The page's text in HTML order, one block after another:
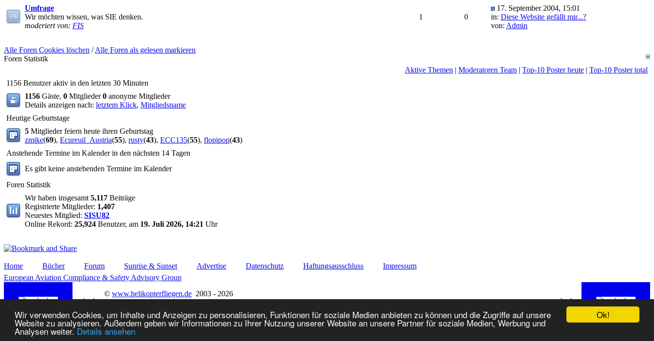
Ok!
Wir verwenden Cookies, um Inhalte und Anzeigen zu personalisieren, Funktionen für soziale Medien anbieten zu können und die Zugriffe auf unsere
Website zu analysieren. Außerdem geben wir Informationen zu Ihrer Nutzung unserer Website an unsere Partner für soziale Medien, Werbung und
Analysen weiter. Details ansehen
Umfrage
Wir möchten wissen, was SIE denken.
moderiert von: FIS
1 0
17. September 2004, 15:01
in: Diese Website gefällt mir...?
von: Admin
Alle Foren Cookies löschen /Alle Foren als gelesen markieren
Foren Statistik
Aktive Themen | Moderatoren Team | Top-10 Poster heute | Top-10 Poster total
1156 Benutzer aktiv in den letzten 30 Minuten
1156 Gäste, 0 Mitglieder0 anonyme Mitglieder
Details anzeigen nach: letztem Klick, Mitgliedsname
Heutige Geburtstage
5 Mitglieder feiern heute ihren Geburtstag
zmike(69), Ecureuil_Austria(55), rusty(43), ECC135(55), flopipop(43)
Anstehende Termine im Kalender in den nächsten 14 Tagen
Es gibt keine anstehenden Termine im Kalender
Foren Statistik
Wir haben insgesamt 5,117 Beiträge
Registrierte Mitglieder: 1,407
Neuestes Mitglied: SISU82
Online Rekord: 25,924 Benutzer, am 19. Juli 2026, 14:21 Uhr
Home Bücher Forum Sunrise & Sunset Advertise Datenschutz Haftungsausschluss
Impressum
European Aviation Compliance & Safety Advisory Group
nach oben nach oben
© www.helikopterfliegen.de 2003 - 2026
Lo-Fi Version